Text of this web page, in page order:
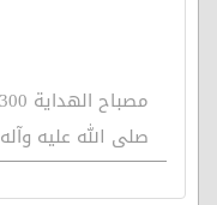
صلى الله عليه وآله